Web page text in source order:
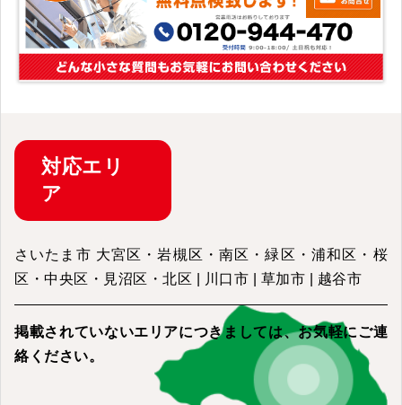
対応エリ
ア
さいたま市 大宮区・岩槻区・南区・緑区・浦和区・桜
区・中央区・見沼区・北区 | 川口市 | 草加市 | 越谷市
掲載されていないエリアにつきましては、お気軽にご連
絡ください。